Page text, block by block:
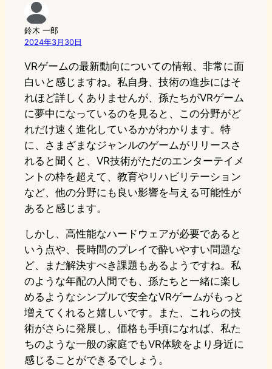
鈴木 一郎
2024年3月30日
VRゲームの最新動向についての情報、非常に面
白いと感じますね。私自身、技術の進歩にはそ
れほど詳しくありませんが、孫たちがVRゲーム
に夢中になっているのを見ると、この分野がど
れだけ速く進化しているかがわかります。特
に、さまざまなジャンルのゲームがリリースさ
れると聞くと、VR技術がただのエンターテイメ
ントの枠を超えて、教育やリハビリテーション
など、他の分野にも良い影響を与える可能性が
あると感じます。
しかし、高性能なハードウェアが必要であると
いう点や、長時間のプレイで酔いやすい問題な
ど、まだ解決すべき課題もあるようですね。私
のような年配の人間でも、孫たちと一緒に楽し
めるようなシンプルで安全なVRゲームがもっと
増えてくれると嬉しいです。また、これらの技
術がさらに発展し、価格も手頃になれば、私た
ちのような一般の家庭でもVR体験をより身近に
感じることができるでしょう。